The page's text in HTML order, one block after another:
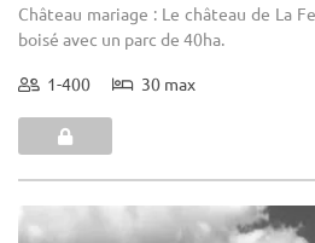
Château mariage : Le château de La
boisé avec un parc de 40ha.
1-400 30 max